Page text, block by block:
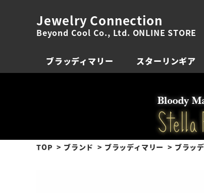
Jewelry Connection
Beyond Cool Co., Ltd. ONLINE STORE
ブラッディマリー スターリンギア
TOP ブランド ブラッディマリー ブラッ